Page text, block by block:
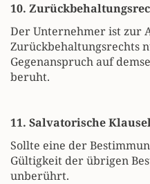
10.
Der Unternehmer ist zur
Zurückbehaltungsrechts
Gegenanspruch auf
beruht.
11. Salvatorische
Sollte eine der
Gültigkeit der übrigen
unberührt.